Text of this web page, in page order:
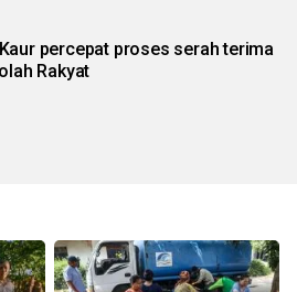
percepat proses serah terima
Rakyat